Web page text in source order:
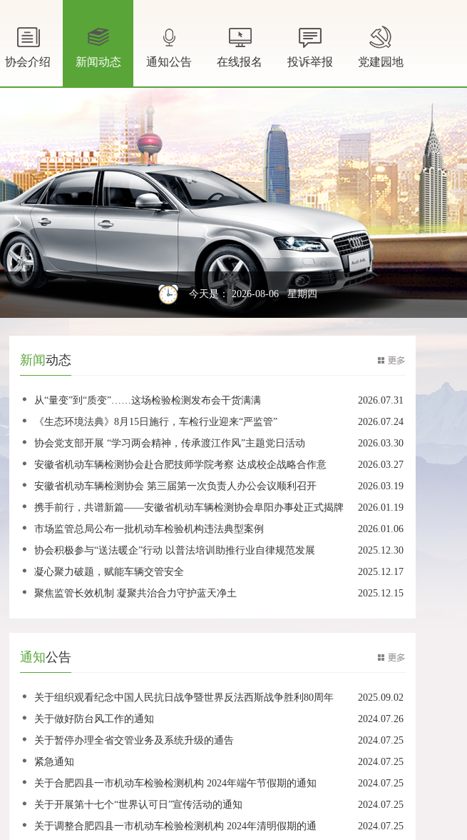
协会介绍 新闻动态 通知公告 在线报名 投诉举报 党建园地
今天是： 2026-08-06 星期四
新闻动态
从“量变”到“质变”……这场检验检测发布会干货满满
2026.07.31
《生态环境法典》8月15日施行，车检行业迎来“严监管”
2026.07.24
协会党支部开展 “学习两会精神，传承渡江作风”主题党日活动
2026.03.30
安徽省机动车辆检测协会赴合肥技师学院考察 达成校企战略合作意
2026.03.27
安徽省机动车辆检测协会 第三届第一次负责人办公会议顺利召开
2026.03.19
携手前行，共谱新篇——安徽省机动车辆检测协会阜阳办事处正式揭牌
2026.01.19
市场监管总局公布一批机动车检验机构违法典型案例
2026.01.06
协会积极参与“送法暖企”行动 以普法培训助推行业自律规范发展
2025.12.30
凝心聚力破题，赋能车辆交管安全
2025.12.17
聚焦监管长效机制 凝聚共治合力守护蓝天净土
2025.12.15
通知公告
关于组织观看纪念中国人民抗日战争暨世界反法西斯战争胜利80周年
2025.09.02
关于做好防台风工作的通知
2024.07.26
关于暂停办理全省交管业务及系统升级的通告
2024.07.25
紧急通知
2024.07.25
关于合肥四县一市机动车检验检测机构 2024年端午节假期的通知
2024.07.25
关于开展第十七个“世界认可日”宣传活动的通知
2024.07.25
关于调整合肥四县一市机动车检验检测机构 2024年清明假期的通
2024.07.25